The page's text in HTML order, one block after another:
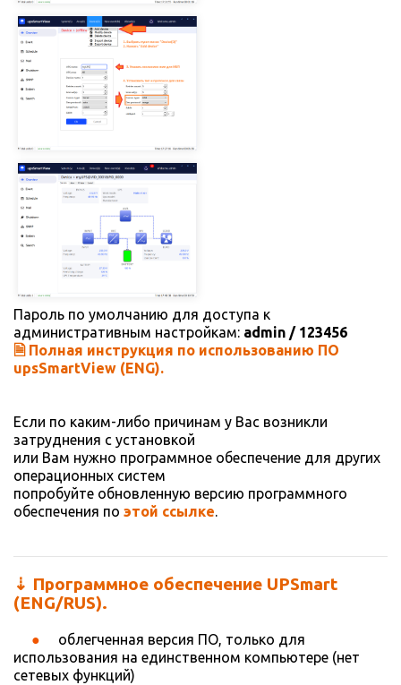
Пароль по умолчанию для доступа к
административным настройкам: admin / 123456
🗎 Полная инструкция по использованию ПО
upsSmartView (ENG).
Если по каким-либо причинам у Вас возникли
затруднения с установкой
или Вам нужно программное обеспечение для других
операционных систем
попробуйте обновленную версию программного
обеспечения по этой ссылке.
⇣ Программное обеспечение UPSmart
(ENG/RUS).
облегченная версия ПО, только для
использования на единственном компьютере (нет
сетевых функций)